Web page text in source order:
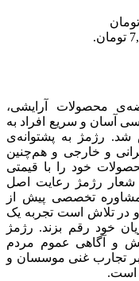
قیمت اصلی: 8,000,000 تومان
محصولات آرایشی،
آسان و سریع افراد به
شد. رژمژ به پشتوانه‌ی
و خارجی و هم‌چنین
خود را با قیمتی
رژمژ رعایت اصل
تخصصی پیش از
در تلاش است تجربه یک
خود رقم بزند. رژمژ
و آگاهی عموم مردم
بر تجارب غنی موسسان و
است.